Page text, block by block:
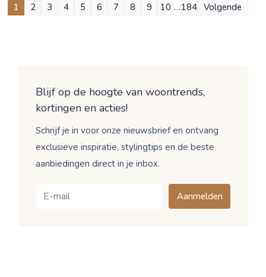
1 2 3 4 5 6 7 8 9 10 …184 Volgende
Blijf op de hoogte van woontrends,
kortingen en acties!
Schrijf je in voor onze nieuwsbrief en ontvang
exclusieve inspiratie, stylingtips en de beste
aanbiedingen direct in je inbox.
Aanmelden